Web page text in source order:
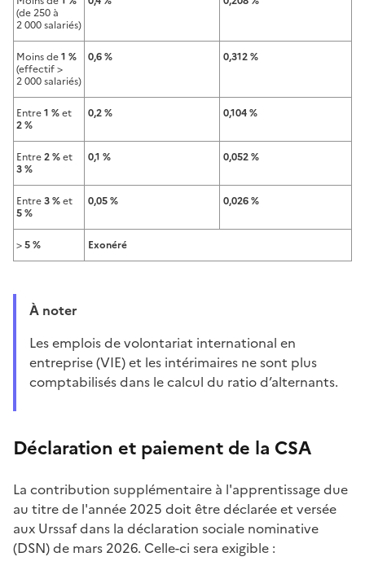
(de 250 à
2 000 salariés)
Moins de1 %
(effectif >
2 000 salariés)
0,6 % 0,312 %
Entre1 %et
2 %
0,2 % 0,104 %
Entre2 %et
3 %
0,1 % 0,052 %
Entre3 %et
5 %
0,05 % 0,026 %
>5 % Exonéré
À noter
Les emplois de volontariat international en
entreprise (VIE) et les intérimaires ne sont plus
comptabilisés dans le calcul du ratio d’alternants.
Déclaration et paiement de la CSA
La contribution supplémentaire à l'apprentissage due
au titre de l'année 2025 doit être déclarée et versée
aux Urssaf dans la déclaration sociale nominative
(DSN) de mars 2026. Celle-ci sera exigible :